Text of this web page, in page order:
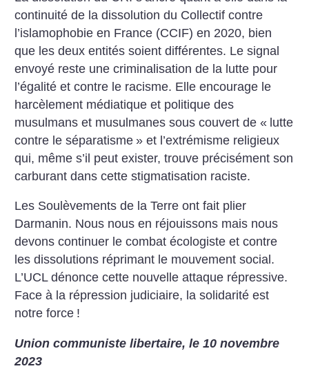
continuité de la dissolution du Collectif contre
l’islamophobie en France (CCIF) en 2020, bien
que les deux entités soient différentes. Le signal
envoyé reste une criminalisation de la lutte pour
l’égalité et contre le racisme. Elle encourage le
harcèlement médiatique et politique des
musulmans et musulmanes sous couvert de « lutte
contre le séparatisme » et l’extrémisme religieux
qui, même s’il peut exister, trouve précisément son
carburant dans cette stigmatisation raciste.
Les Soulèvements de la Terre ont fait plier
Darmanin. Nous nous en réjouissons mais nous
devons continuer le combat écologiste et contre
les dissolutions réprimant le mouvement social.
L’UCL dénonce cette nouvelle attaque répressive.
Face à la répression judiciaire, la solidarité est
notre force !
Union communiste libertaire, le 10 novembre
2023